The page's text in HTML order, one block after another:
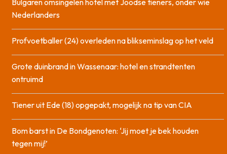
Bulgaren omsingelen hotel met Joodse tieners, onder wie
Nederlanders
Profvoetballer (24) overleden na blikseminslag op het veld
Grote duinbrand in Wassenaar: hotel en strandtenten
ontruimd
Tiener uit Ede (18) opgepakt, mogelijk na tip van CIA
Bom barst in De Bondgenoten: ‘Jij moet je bek houden
tegen mij!’